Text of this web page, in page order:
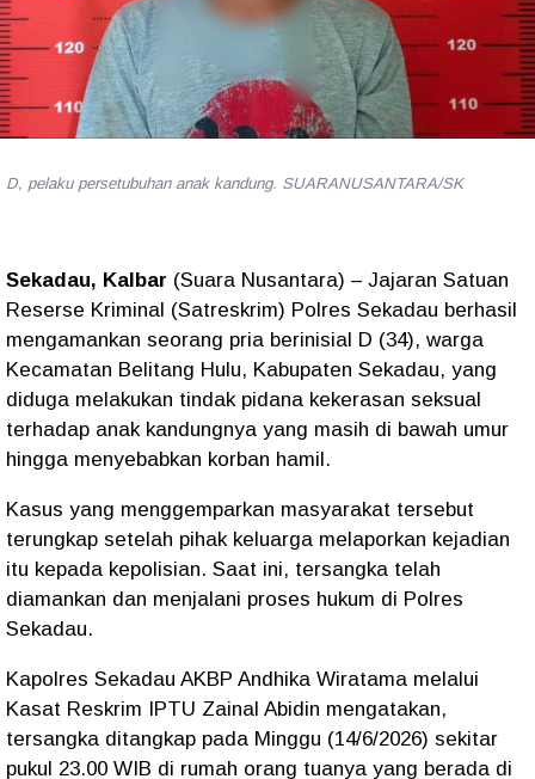
D, pelaku persetubuhan anak kandung. SUARANUSANTARA/SK
Sekadau, Kalbar (Suara Nusantara) – Jajaran Satuan
Reserse Kriminal (Satreskrim) Polres Sekadau berhasil
mengamankan seorang pria berinisial D (34), warga
Kecamatan Belitang Hulu, Kabupaten Sekadau, yang
diduga melakukan tindak pidana kekerasan seksual
terhadap anak kandungnya yang masih di bawah umur
hingga menyebabkan korban hamil.
Kasus yang menggemparkan masyarakat tersebut
terungkap setelah pihak keluarga melaporkan kejadian
itu kepada kepolisian. Saat ini, tersangka telah
diamankan dan menjalani proses hukum di Polres
Sekadau.
Kapolres Sekadau AKBP Andhika Wiratama melalui
Kasat Reskrim IPTU Zainal Abidin mengatakan,
tersangka ditangkap pada Minggu (14/6/2026) sekitar
pukul 23.00 WIB di rumah orang tuanya yang berada di